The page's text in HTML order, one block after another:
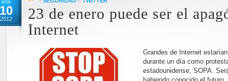
ene
10
2012
23 de enero puede ser el
Internet
Grandes de Internet
durante un día como
estadounidense, SOPA.